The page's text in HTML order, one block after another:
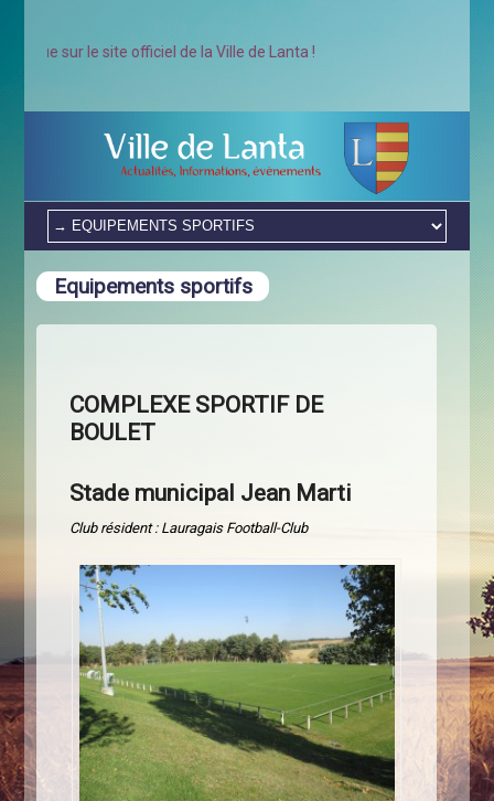
sur le site officiel de la Ville de Lanta !
Equipements sportifs
COMPLEXE SPORTIF DE
BOULET
Stade municipal Jean Marti
Club résident : Lauragais Football-Club